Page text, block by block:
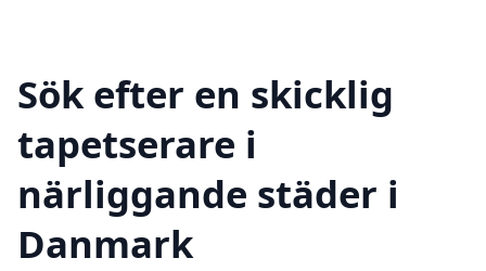
Sök efter en skicklig
tapetserare i
närliggande städer i
Danmark